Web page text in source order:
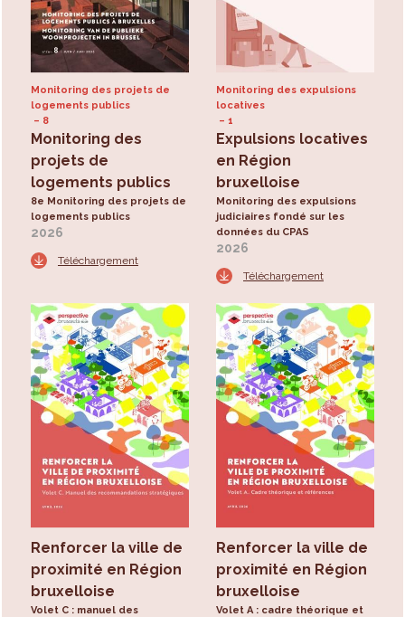
Monitoring des projets de
logements publics
8
Monitoring des
projets de
logements publics
8e Monitoring des projets de
logements publics
2026
Téléchargement
Monitoring des expulsions
locatives
1
Expulsions locatives
en Région
bruxelloise
Monitoring des expulsions
judiciaires fondé sur les
données du CPAS
2026
Téléchargement
Renforcer la ville de
proximité en Région
bruxelloise
Volet C : manuel des
Renforcer la ville de
proximité en Région
bruxelloise
Volet A : cadre théorique et